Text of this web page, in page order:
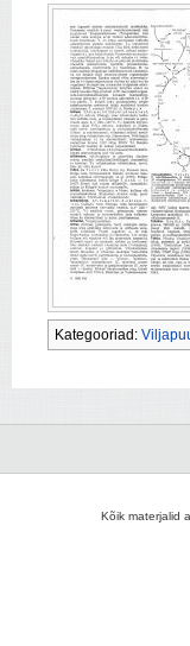
Kategooriad:
Kõik materjalid